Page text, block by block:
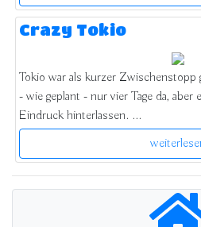
Crazy Tokio
Tokio war als kurzer Zwischenstopp
- wie geplant - nur vier Tage da, aber
Eindruck hinterlassen. ...